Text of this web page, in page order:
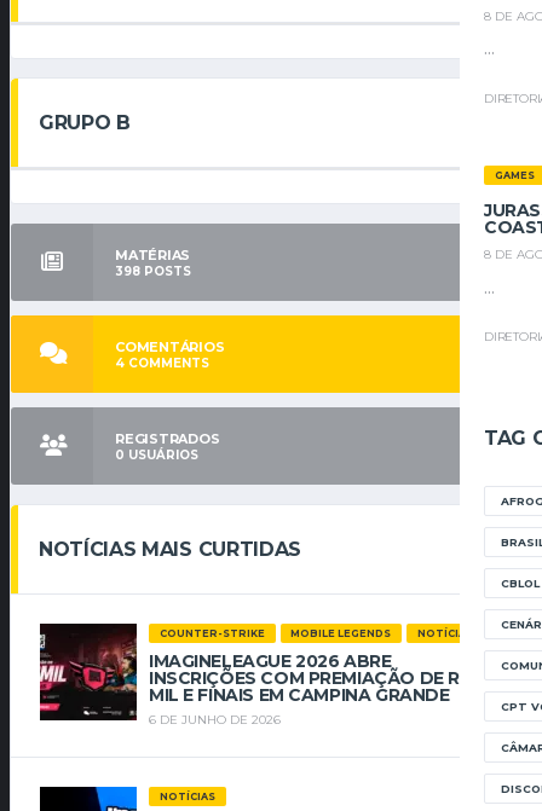
8 DE
...
GAMES
8 DE
...
TAG
CBLOL
CPT
GRUPO B
MATÉRIAS
398 POSTS
COMENTÁRIOS
4 COMMENTS
REGISTRADOS
0 USUÁRIOS
NOTÍCIAS MAIS CURTIDAS
COUNTER-STRIKE MOBILE LEGENDS NOTÍCIAS
IMAGINELEAGUE 2026 ABRE
INSCRIÇÕES COM PREMIAÇÃO DE R$ 112
MIL E FINAIS EM CAMPINA GRANDE
6 DE JUNHO DE 2026
NOTÍCIAS